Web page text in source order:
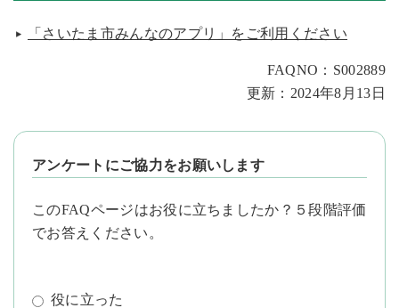
「さいたま市みんなのアプリ」をご利用ください
FAQNO：S002889
更新：2024年8月13日
アンケートにご協力をお願いします
このFAQページはお役に立ちましたか？５段階評価
でお答えください。
役に立った